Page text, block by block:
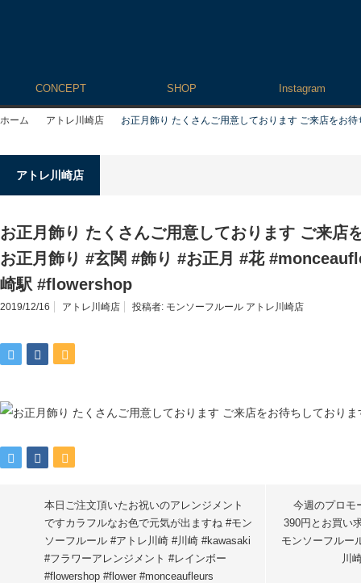
CONCEPT SHOP Instagram
ホーム アトレ川崎店 お正月飾り たくさんご用意しております ご来店をお
アトレ川崎店
お正月飾り たくさんご用意しております ご来店
お正月飾り #玄関 #飾り #お正月 #花
崎駅 #flowershop
2019/12/16 アトレ川崎店 投稿者: モンソーフルール アトレ川崎店
本日ご注文頂いたお祝いのアレンジメント
です️カラフルなお色で元気が出ますね #モン
ソーフルール #アトレ川崎 #川崎 #kawasaki
#フラワーアレンジメント #レインボー
#flowershop #flower #monceaufleurs
今週のプロモ
390円とお買い
モンソーフルー
川